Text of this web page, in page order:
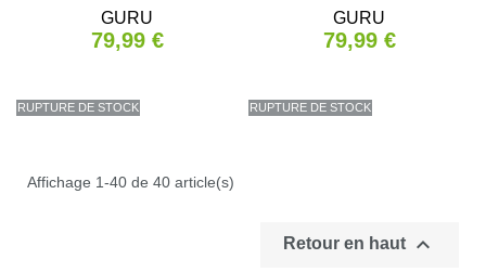
GURU
79,99 €
RUPTURE DE STOCK
GURU
79,99 €
RUPTURE DE STOCK
Affichage 1-40 de 40 article(s)
Retour en haut 